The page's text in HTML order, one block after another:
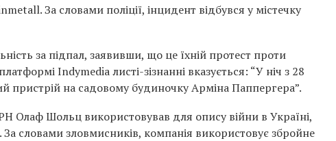
За словами поліції, інцидент відбувся у містечку
за підпал, заявивши, що це їхній протест проти
Indymedia листі-зізнанні вказується: “У ніч з 28
пристрій на садовому будиночку Арміна Паппергера”.
Олаф Шольц використовував для опису війни в Україні,
словами зловмисників, компанія використовує збройне